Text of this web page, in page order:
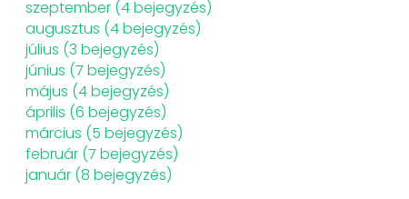
szeptember (4 bejegyzés)
augusztus (4 bejegyzés)
július (3 bejegyzés)
június (7 bejegyzés)
május (4 bejegyzés)
április (6 bejegyzés)
március (5 bejegyzés)
február (7 bejegyzés)
január (8 bejegyzés)